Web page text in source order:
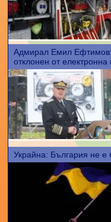
Адмирал Емил
отклонен от електронна
Украйна: България не